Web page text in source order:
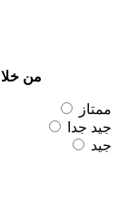
من
ممتاز
جيد جدا
جيد